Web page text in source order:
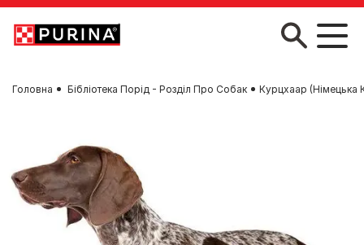
Skip to main content
Головна Бібліотека Порід - Розділ Про Собак Курцхаар (Німецька